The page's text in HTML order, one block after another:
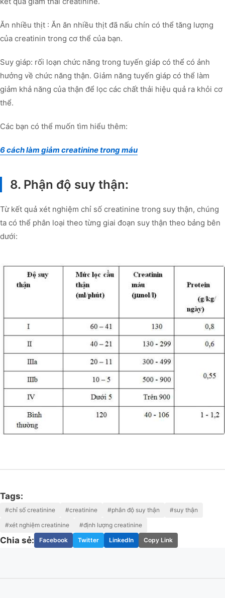
Ăn nhiều thịt : Ăn ăn nhiều thịt đã nấu chín có thể tăng lượng
của creatinin trong cơ thể của bạn.
Suy giáp: rối loạn chức năng trong tuyến giáp có thể có ảnh
hưởng về chức năng thận. Giảm năng tuyến giáp có thể làm
giảm khả năng của thận để lọc các chất thải hiệu quả ra khỏi cơ
thể.
Các bạn có thể muốn tìm hiểu thêm:
6 cách làm giảm creatinine trong máu
8. Phận độ suy thận:
Từ kết quả xét nghiệm chỉ số creatinine trong suy thận, chúng
ta có thể phân loại theo từng giai đoạn suy thận theo bảng bên
dưới:
Tags:
#chỉ số creatinine #creatinine #phân độ suy thận
#suy thận
#xét nghiệm creatinine
#định lượng creatinine
Chia sẻ: Facebook Twitter LinkedIn Copy Link